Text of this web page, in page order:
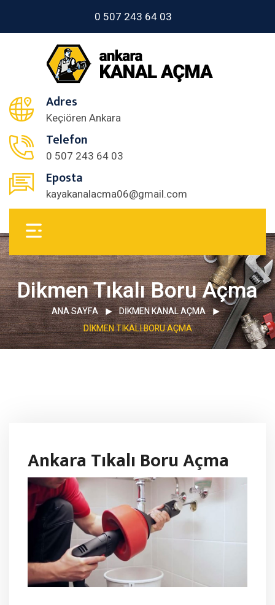
0 507 243 64 03
Adres
Keçiören Ankara
Telefon
0 507 243 64 03
Eposta
kayakanalacma06@gmail.com
Dikmen Tıkalı Boru Açma
ANA SAYFA
DIKMEN KANAL AÇMA
DIKMEN TIKALI BORU AÇMA
Ankara Tıkalı Boru Açma